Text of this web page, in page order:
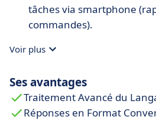
tâches via smartphone
commandes).
Android.
Extensions
modèles avancés, API, e-
d’entreprise.
Voir plus
Ses avantages
Traitement Avancé du
Réponses en Format